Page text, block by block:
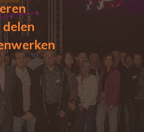
delen